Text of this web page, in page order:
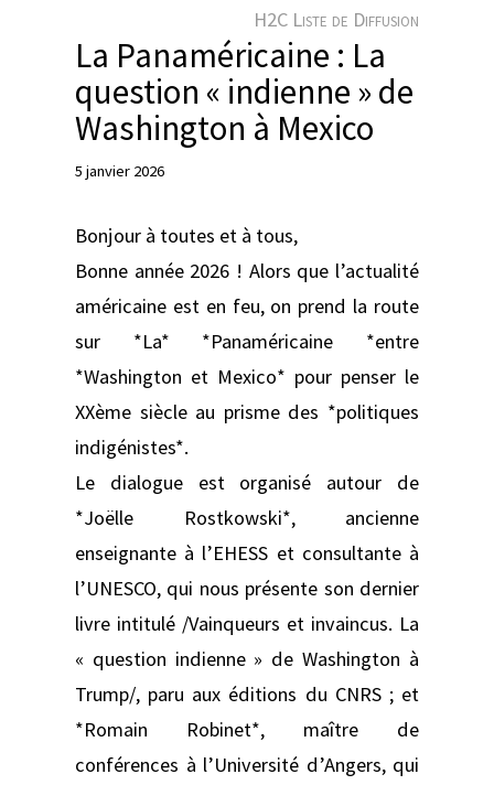
H2C Liste de Diffusion
La Panaméricaine : La
question « indienne » de
Washington à Mexico
5 janvier 2026
Bonjour à toutes et à tous,
Bonne année 2026 ! Alors que l’actualité
américaine est en feu, on prend la route
sur *La* *Panaméricaine *entre
*Washington et Mexico* pour penser le
XXème siècle au prisme des *politiques
indigénistes*.
Le dialogue est organisé autour de
*Joëlle Rostkowski*, ancienne
enseignante à l’EHESS et consultante à
l’UNESCO, qui nous présente son dernier
livre intitulé /Vainqueurs et invaincus. La
« question indienne » de Washington à
Trump/, paru aux éditions du CNRS ; et
*Romain Robinet*, maître de
conférences à l’Université d’Angers, qui